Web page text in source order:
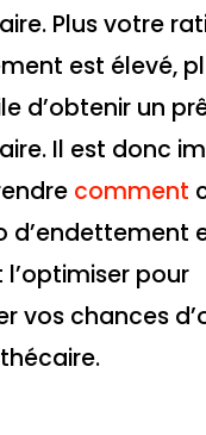
Plus votre
est élevé,
d’obtenir un
Il est donc
comment
d’endettement
pour
vos chances